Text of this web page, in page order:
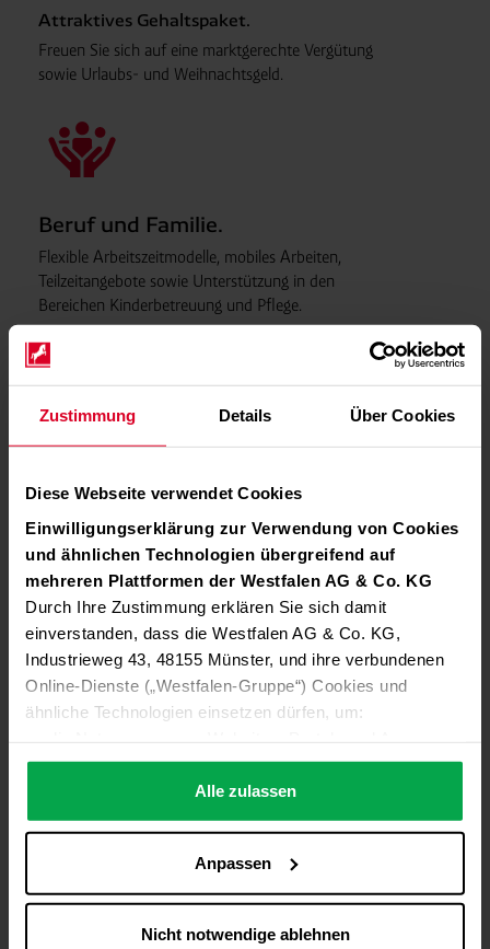
Zustimmung Details Über Cookies
Diese Webseite verwendet Cookies
Einwilligungserklärung zur Verwendung von Cookies
und ähnlichen Technologien übergreifend auf
mehreren Plattformen der Westfalen AG & Co. KG
Durch Ihre Zustimmung erklären Sie sich damit
einverstanden, dass die Westfalen AG & Co. KG,
Industrieweg 43, 48155 Münster, und ihre verbundenen
Online-Dienste („Westfalen-Gruppe“) Cookies und
ähnliche Technologien einsetzen dürfen, um:
ermöglichen (technisch notwendige Cookies),
die Leistung und Nutzung unserer Dienste zu
analysieren (Statistik-Cookies),
(Personalisierungs-Cookies)
Werbung in Übereinstimmung mit Ihren Interessen
Alle zulassen
Anpassen
Nicht notwendige ablehnen
Attraktives Gehaltspaket.
Freuen Sie sich auf eine markt­gerechte Vergütung
sowie Urlaubs- und Weihnachtsgeld.
Beruf und Familie.
Flexible Arbeitszeitmodelle, mobiles Arbeiten,
Teilzeitangebote sowie Unterstützung in den
Bereichen Kinderbetreuung und Pflege.
Entwicklungs- und Karriere
– durch zielgerichtete Personal entwicklungs-
Programme und -Angebote wie unser Talent
management.
Zusätzlicher Geldbetrag, der entweder für fünf
bezahlte freie Tage oder für eine Auszahlung